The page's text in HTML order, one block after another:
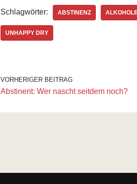
Schlagwörter: ABSTINENZ
UNHAPPY DRY
VORHERIGER BEITRAG
Abstinent: Wer nascht seitdem noch?